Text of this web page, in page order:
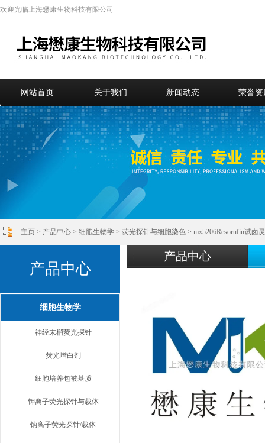
欢迎光临上海懋康生物科技有限公司
网站首页 关于我们 新闻动态 荣誉资
主页 > 产品中心 > 细胞生物学 > 荧光探针与细胞染色 > mx5206Resorufin试卤
产品中心
细胞生物学
神经末梢荧光探针
荧光增白剂
细胞培养包被基质
钾离子荧光探针与载体
钠离子荧光探针/载体
产品中心